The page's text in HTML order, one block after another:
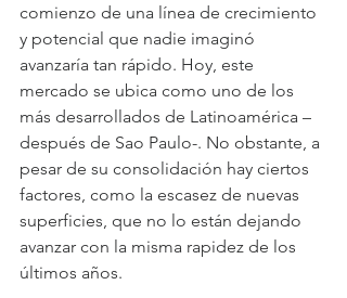
comienzo de una línea de crecimiento
y potencial que nadie imaginó
avanzaría tan rápido. Hoy, este
mercado se ubica como uno de los
más desarrollados de Latinoamérica –
después de Sao Paulo-. No obstante, a
pesar de su consolidación hay ciertos
factores, como la escasez de nuevas
superficies, que no lo están dejando
avanzar con la misma rapidez de los
últimos años.